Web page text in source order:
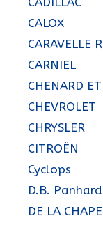
CALOX
CARAVELLE
CARNIEL
CHENARD
CHEVROLET
CHRYSLER
CITROËN
Cyclops
D.B. Panhard
DE LA